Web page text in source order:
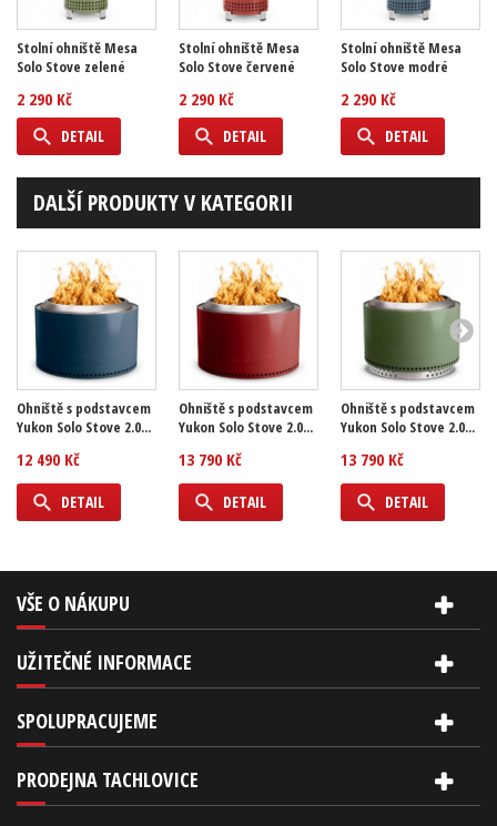
Stolní ohniště Mesa
Solo Stove zelené
2 290 Kč
DETAIL
Stolní ohniště Mesa
Solo Stove červené
2 290 Kč
DETAIL
Stolní ohniště Mesa
Solo Stove modré
2 290 Kč
DETAIL
DALŠÍ PRODUKTY V KATEGORII
Ohniště s podstavcem
Yukon Solo Stove 2.0...
12 490 Kč
DETAIL
Ohniště s podstavcem
Yukon Solo Stove 2.0...
13 790 Kč
DETAIL
Ohniště s podstavcem
Yukon Solo Stove 2.0...
13 790 Kč
DETAIL
VŠE O NÁKUPU
UŽITEČNÉ INFORMACE
SPOLUPRACUJEME
PRODEJNA TACHLOVICE